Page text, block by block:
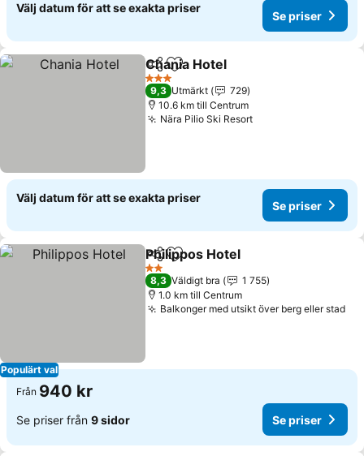
Välj datum för att se exakta priser
Se priser
Dela Lägg till i Mina Favoriter
Chania Hotel
3 Stjärnor
9,3 Utmärkt
729
10.6 km till Centrum
Nära Pilio Ski ResortSe priser
Välj datum för att se exakta priser
Se priser
Populärt val
Dela Lägg till i Mina Favoriter
Philippos Hotel
2 Stjärnor
8,3 Väldigt bra
1 755
1.0 km till Centrum
Balkonger med utsikt över berg eller stad
Från 940 kr
Se priser från 9 sidor Se priser